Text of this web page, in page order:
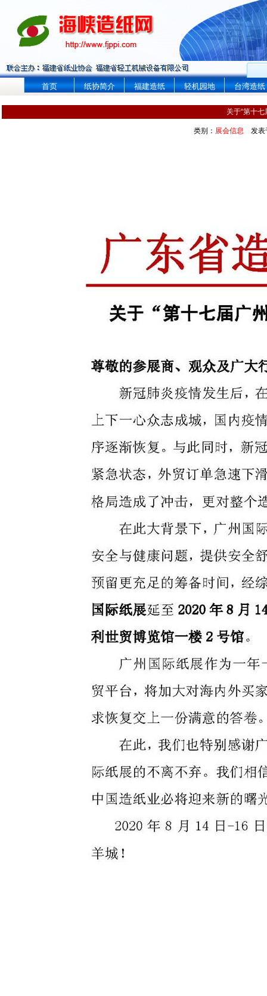
首页 纸协简介 福建造纸 轻机园地 台湾造纸
关于“第十
类别： 展会信息 发表